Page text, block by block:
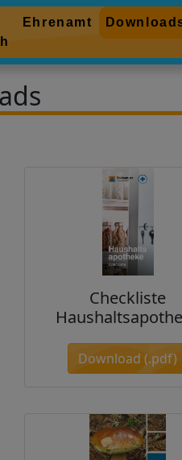
Ehrenamt
Checkliste
Download (.pdf)